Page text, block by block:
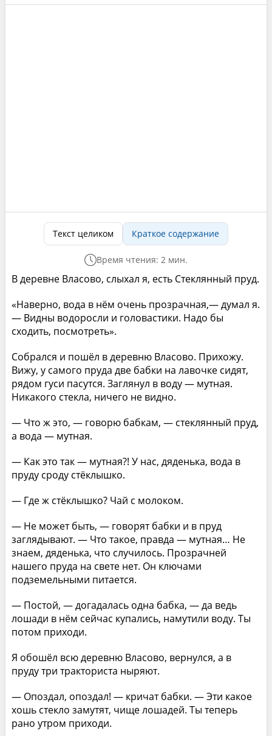
Текст целиком Краткое содержание
Время чтения: 2 мин.
В деревне Власово, слыхал я, есть Стеклянный пруд.
«Наверно, вода в нём очень прозрачная,— думал я.
— Видны водоросли и головастики. Надо бы
сходить, посмотреть».
Собрался и пошёл в деревню Власово. Прихожу.
Вижу, у самого пруда две бабки на лавочке сидят,
рядом гуси пасутся. Заглянул в воду — мутная.
Никакого стекла, ничего не видно.
— Что ж это, — говорю бабкам, — стеклянный пруд,
а вода — мутная.
— Как это так — мутная?! У нас, дяденька, вода в
пруду сроду стёклышко.
— Где ж стёклышко? Чай с молоком.
— Не может быть, — говорят бабки и в пруд
заглядывают. — Что такое, правда — мутная… Не
знаем, дяденька, что случилось. Прозрачней
нашего пруда на свете нет. Он ключами
подземельными питается.
— Постой, — догадалась одна бабка, — да ведь
лошади в нём сейчас купались, намутили воду. Ты
потом приходи.
Я обошёл всю деревню Власово, вернулся, а в
пруду три тракториста ныряют.
— Опоздал, опоздал! — кричат бабки. — Эти какое
хошь стекло замутят, чище лошадей. Ты теперь
рано утром приходи.